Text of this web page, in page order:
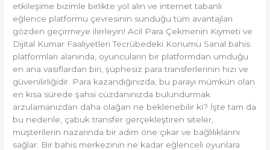
etkileşime bizimle birlikte yol alın ve internet tabanlı
eğlence platformu çevresinin sunduğu tüm avantajları
gözden geçirmeye ilerleyin! Acil Para Çekmenin Kıymeti ve
Dijital Kumar Faaliyetleri Tecrübedeki Konumu Sanal bahis
platformları alanında, oyuncuların bir platformdan umduğu
en ana vasıflardan biri, şüphesiz para transferlerinin hızı ve
güvenilirliğidir. Para kazandığınızda, bu parayı mümkün olan
en kısa sürede şahsi cüzdanınızda bulundurmak
arzulamanızdan daha olağan ne beklenebilir ki? İşte tam da
bu nedenle, çabuk transfer gerçekleştiren siteler,
müşterilerin nazarında bir adım öne çıkar ve bağlılıklarını
sağlar. Bir bahis merkezinin ne kadar eğlenceli oyunlara